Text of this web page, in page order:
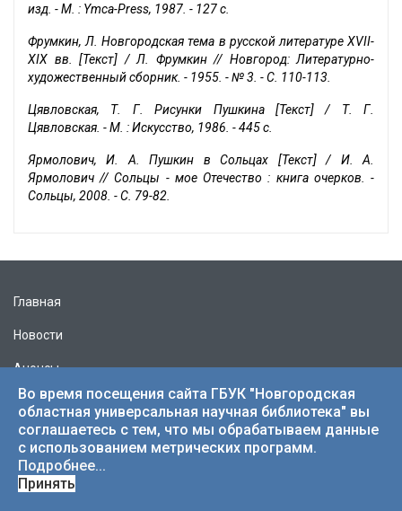
изд. - М. : Ymca-Press, 1987. - 127 с.
Фрумкин, Л. Новгородская тема в русской литературе XVII-
XIX вв. [Текст] / Л. Фрумкин // Новгород: Литературно-
художественный сборник. - 1955. - № 3. - С. 110-113.
Цявловская, Т. Г. Рисунки Пушкина [Текст] / Т. Г.
Цявловская. - М. : Искусство, 1986. - 445 с.
Ярмолович, И. А. Пушкин в Сольцах [Текст] / И. А.
Ярмолович // Сольцы - мое Отечество : книга очерков. -
Сольцы, 2008. - С. 79-82.
Главная
Новости
Анонсы
Выставки
Режим работы
Учредитель
Во время посещения сайта ГБУК "Новгородская
областная универсальная научная библиотека" вы
соглашаетесь с тем, что мы обрабатываем данные
с использованием метрических программ.
Подробнее...
Принять